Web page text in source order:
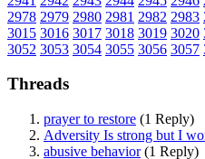
2978 2979 2980 2981 2982 2983
3015 3016 3017 3018 3019 3020
3052 3053 3054 3055 3056 3057
Threads
prayer to restore (1 Reply)
Adversity Is strong but I
abusive behavior(1 Reply)